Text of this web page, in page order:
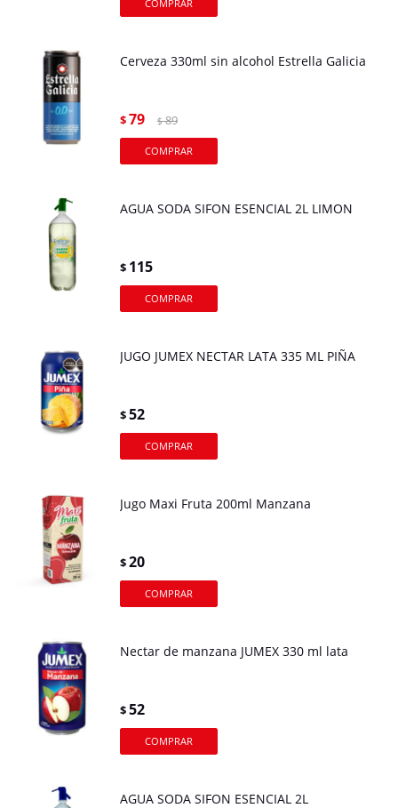
Cerveza 330ml sin alcohol Estrella Galicia
$79 $ 89
AGUA SODA SIFON ESENCIAL 2L LIMON
$ 115
JUGO JUMEX NECTAR LATA 335 ML PIÑA
$52
Jugo Maxi Fruta 200ml Manzana
$20
Nectar de manzana JUMEX 330 ml lata
$52
AGUA SODA SIFON ESENCIAL 2L